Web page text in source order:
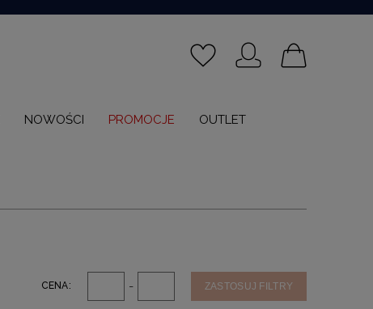
NOWOŚCI PROMOCJE OUTLET
CENA: - ZASTOSUJ FILTRY